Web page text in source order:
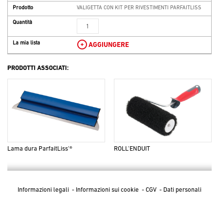
Prodotto VALIGETTA CON KIT PER RIVESTIMENTI PARFAITLISS
Quantità
La mia lista AGGIUNGERE
PRODOTTI ASSOCIATI:
Lama dura ParfaitLiss'® ROLL'ENDUIT
Informazioni legali - Informazioni sui cookie - CGV - Dati personali